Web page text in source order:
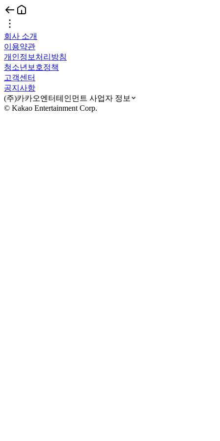
회사 소개
이용약관
개인정보처리방침
청소년보호정책
고객센터
공지사항
(주)카카오엔터테인먼트 사업자 정보
© Kakao Entertainment Corp.